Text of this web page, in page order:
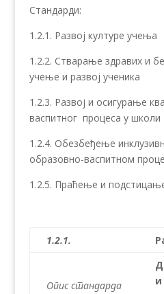
Стандарди:
1.2.1. Развој културе учења
1.2.2. Стварање здравих и
учење и развој ученика
1.2.3. Развој и осигурање
васпитног процеса у школи
1.2.4. Обезбеђење
образовно-васпитном
1.2.5. Праћење и
1.2.1.
Опис стандарда
и